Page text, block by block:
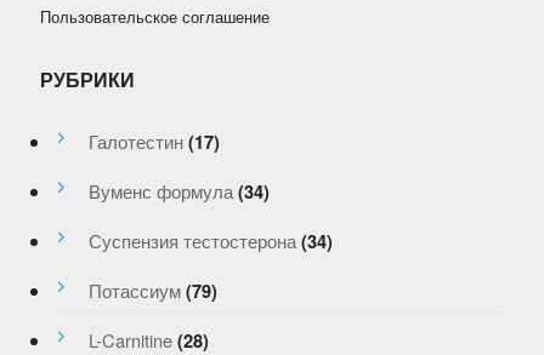
Пользовательское соглашение
РУБРИКИ
Галотестин (17)
Вуменс формула (34)
Суспензия тестостерона (34)
Потассиум (79)
L-Carnitine (28)